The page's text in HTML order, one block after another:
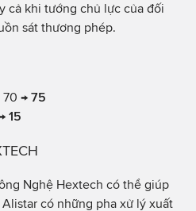
cả khi tướng chủ lực của đối
sát thương phép.
70 → 75
15
Nghệ Hextech có thể giúp
có những pha xử lý xuất